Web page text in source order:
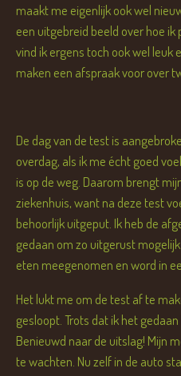
maakt me eigenlijk ook wel
een uitgebreid beeld over hoe ik
vind ik ergens toch ook wel leuk
maken een afspraak voor over
De dag van de test is
overdag, als ik me écht goed
is op de weg. Daarom brengt
ziekenhuis, want na deze test
behoorlijk uitgeput. Ik heb de
gedaan om zo uitgerust
eten meegenomen en word in
Het lukt me om de test af te
gesloopt. Trots dat ik het
Benieuwd naar de uitslag! Mijn
te wachten. Nu zelf in de auto